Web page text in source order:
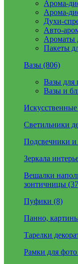
Арома-
Арома-
Духи-
Авто-
Ароматы
Пакеты
Вазы (806)
Вазы для
Вазы и
Светильники
Подсвечники и
Зеркала
Вешалки
зонтичницы
Пуфики (8)
Панно,
Тарелки
Рамки для